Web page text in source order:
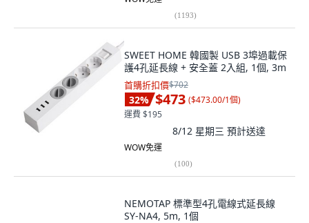
(1193)
SWEET HOME 韓國製 USB 3埠過載保
護4孔延長線 + 安全蓋 2入組, 1個, 3m
首購折扣價$702
32% $473 ($473.00/1個)
運費 $195
8/12 星期三 預計送達
WOW免運
(100)
NEMOTAP 標準型4孔電線式延長線
SY-NA4, 5m, 1個